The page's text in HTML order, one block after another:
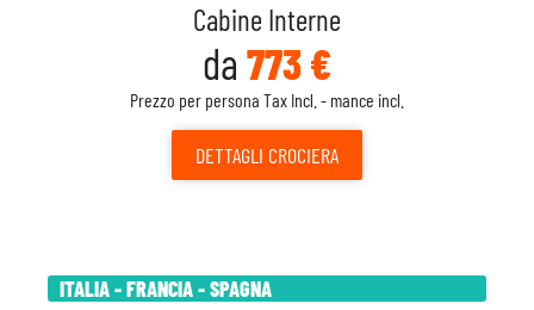
Cabine Interne
da 773 €
Prezzo per persona Tax Incl. - mance incl.
DETTAGLI CROCIERA
ITALIA - FRANCIA - SPAGNA